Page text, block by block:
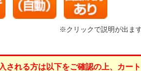
※クリックで説明が出ま
される方は以下をご確認の上、カート